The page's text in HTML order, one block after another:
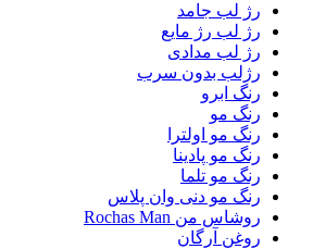
رژ لب جامد
رژ لب رژ مایع
رژ لب مدادی
رژلب بدون سرب
رنگ ابرو
رنگ مو
رنگ مو اولترا
رنگ مو پادینا
رنگ مو تلما
رنگ مو دنی وان پلاس
روشاس من Rochas Man
روغن آرگان